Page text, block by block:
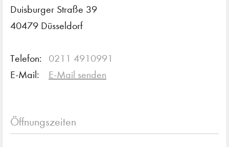
Duisburger Straße 39
40479 Düsseldorf
Telefon:
0211 4910991
E-Mail:
E-Mail senden
Öffnungszeiten